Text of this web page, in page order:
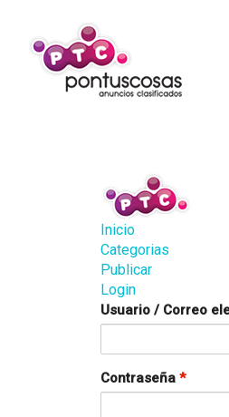
Inicio
Categorias
Publicar
Login
Usuario / Correo
Contraseña *